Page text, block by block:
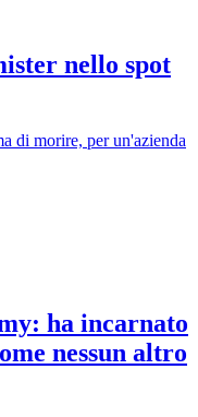
nello spot
di morire, per un'azienda
ha incarnato
nessun altro